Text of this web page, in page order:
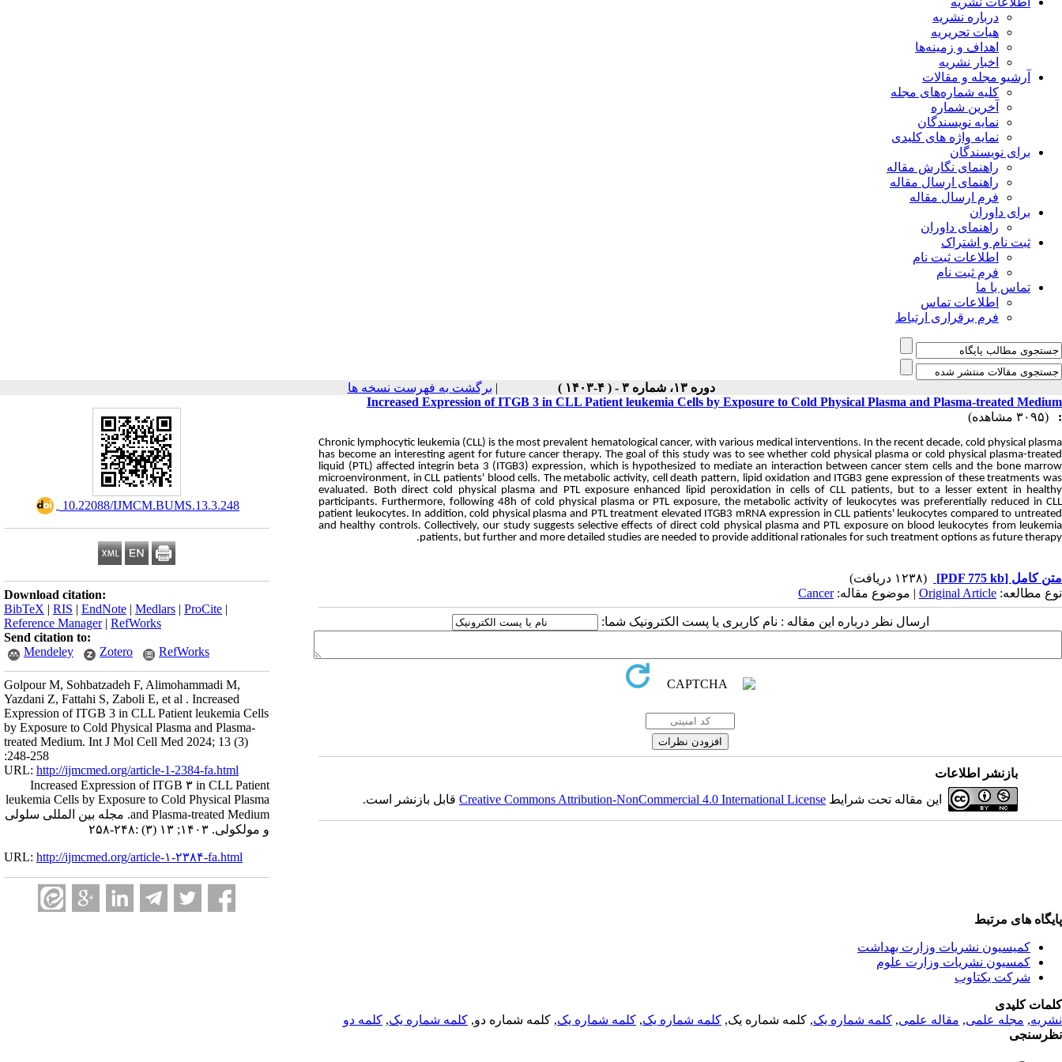
درباره نشریه
هیات تحریریه
اهداف و زمینه‌ها
اخبار نشریه
آرشیو مجله و مقالات
کلیه شماره‌های مجله
آخرین شماره
نمایه نویسندگان
نمایه واژه های کلیدی
برای نویسندگان
راهنمای نگارش مقاله
راهنمای ارسال مقاله
فرم ارسال مقاله
برای داوران
راهنمای داوران
ثبت نام و اشتراک
اطلاعات ثبت نام
فرم ثبت نام
تماس با ما
اطلاعات تماس
فرم برقراری ارتباط
دوره ۱۳، شماره ۳ - ( ۴-۱۴۰۳ ) | برگشت به فهرست نسخه ها
‎ 10.22088/IJMCM.BUMS.13.3.248
Download citation:
BibTeX | RIS | EndNote | Medlars | ProCite |
Reference Manager| RefWorks
Send citation to:
Mendeley
Zotero RefWorks
Golpour M, Sohbatzadeh F, Alimohammadi M,
Yazdani Z, Fattahi S, Zaboli E, et al . Increased
Expression of ITGB 3 in CLL Patient leukemia Cells
by Exposure to Cold Physical Plasma and Plasma-
treated Medium. Int J Mol Cell Med 2024; 13 (3)
:248-258
URL: http://ijmcmed.org/article-1-2384-fa.html
Increased Expression of ITGB ۳ in CLL Patient
leukemia Cells by Exposure to Cold Physical Plasma
and Plasma-treated Medium. مجله بین المللی سلولی
و مولکولی. ۱۴۰۳; ۱۳ (۳) :۲۴۸-۲۵۸
URL: http://ijmcmed.org/article-۱-۲۳۸۴-fa.html
Increased Expression of ITGB 3 in CLL Patient leukemia Cells by Exposure to Cold Physical Plasma and Plasma-treated Medium
:
(۳۰۹۵ مشاهده)
Chronic lymphocytic leukemia (CLL) is the most prevalent hematological cancer, with various medical interventions. In the recent decade, cold physical plasma
has become an interesting agent for future cancer therapy. The goal of this study was to see whether cold physical plasma or cold physical plasma-treated
liquid (PTL) affected integrin beta 3 (ITGB3) expression, which is hypothesized to mediate an interaction between cancer stem cells and the bone marrow
microenvironment, in CLL patients' blood cells. The metabolic activity, cell death pattern, lipid oxidation and ITGB3 gene expression of these treatments was
evaluated. Both direct cold physical plasma and PTL exposure enhanced lipid peroxidation in cells of CLL patients, but to a lesser extent in healthy
participants. Furthermore, following 48h of cold physical plasma or PTL exposure, the metabolic activity of leukocytes was preferentially reduced in CLL
patient leukocytes. In addition, cold physical plasma and PTL treatment elevated ITGB3 mRNA expression in CLL patients' leukocytes compared to untreated
and healthy controls. Collectively, our study suggests selective effects of direct cold physical plasma and PTL exposure on blood leukocytes from leukemia
patients, but further and more detailed studies are needed to provide additional rationales for such treatment options as future therapy.
متن کامل [PDF 775 kb]
(۱۲۳۸ دریافت)
نوع مطالعه: Original Article | موضوع مقاله:Cancer
ارسال نظر درباره این مقاله : نام کاربری یا پست الکترونیک شما:
بازنشر اطلاعات
این مقاله تحت شرایط Creative Commons Attribution-NonCommercial 4.0 International Licenseقابل بازنشر است.
پایگاه های مرتبط
کمیسیون نشریات وزارت بهداشت
کمسیون نشریات وزارت علوم
شرکت یکتاوب
کلمات کلیدی
نشریه, مجله علمی, مقاله علمی, کلمه شماره یک, کلمه شماره یک, کلمه شماره یک, کلمه شماره یک, کلمه شماره دو, کلمه شماره یک, کلمه دو
نظرسنجی